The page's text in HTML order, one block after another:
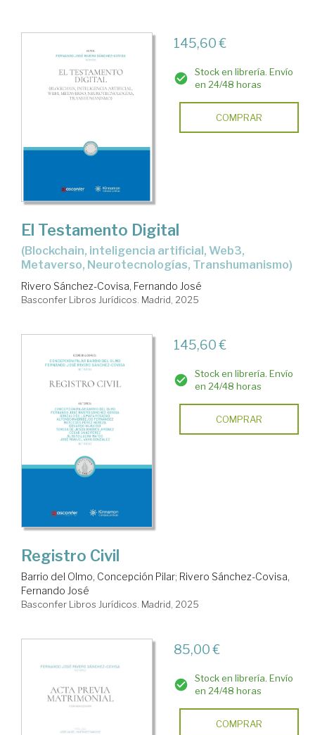
145,60 €
Stock en librería. Envío
en 24/48 horas
COMPRAR
El Testamento Digital
(Blockchain, inteligencia artificial, Web3,
Metaverso, Neurotecnologías, Transhumanismo)
Rivero Sánchez-Covisa, Fernando José
Basconfer Libros Jurídicos. Madrid, 2025
145,60 €
Stock en librería. Envío
en 24/48 horas
COMPRAR
Registro Civil
Barrio del Olmo, Concepción Pilar; Rivero Sánchez-Covisa,
Fernando José
Basconfer Libros Jurídicos. Madrid, 2025
85,00 €
Stock en librería. Envío
en 24/48 horas
COMPRAR